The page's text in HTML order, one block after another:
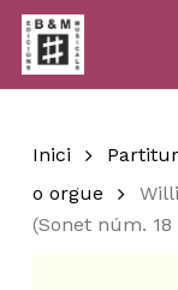
Skip
main
content
Inici
o orgue
(Sonet núm.